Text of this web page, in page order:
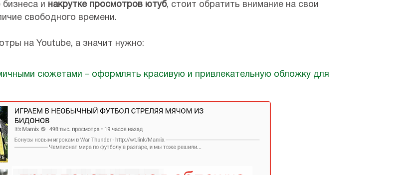
бизнеса и накрутке просмотров ютуб, стоит обратить внимание на свои
свободного времени.
на Youtube, а значит нужно:
сюжетами – оформлять красивую и привлекательную обложку для